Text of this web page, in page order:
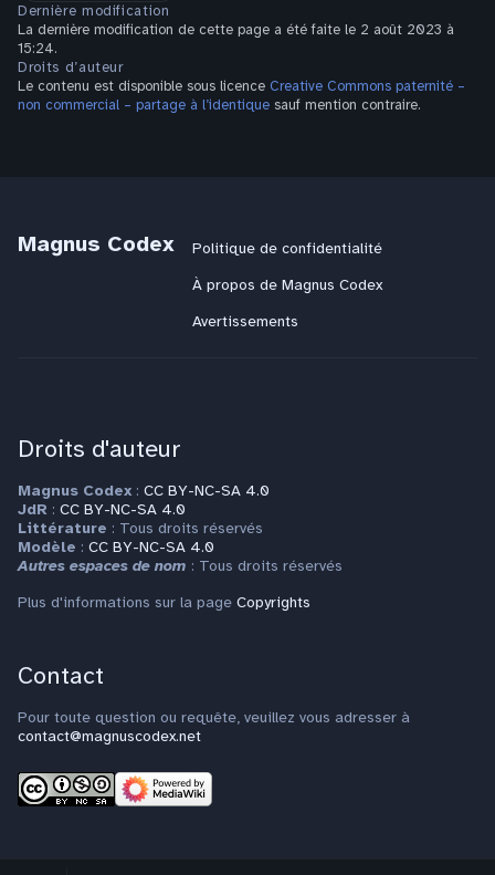
Dernière modification
La dernière modification de cette page a été faite le 2 août 2023 à
15:24.
Droits d’auteur
Le contenu est disponible sous licence Creative Commons paternité –
non commercial – partage à l’identique sauf mention contraire.
Magnus Codex
Politique de confidentialité
À propos de Magnus Codex
Avertissements
Droits d'auteur
Magnus Codex : CC BY-NC-SA 4.0
JdR : CC BY-NC-SA 4.0
Littérature : Tous droits réservés
Modèle : CC BY-NC-SA 4.0
Autres espaces de nom : Tous droits réservés
Plus d'informations sur la page Copyrights
Contact
Pour toute question ou requête, veuillez vous adresser à
contact@magnuscodex.net